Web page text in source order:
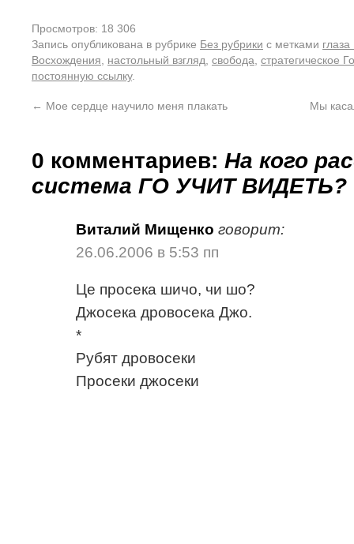
Просмотров: 18 306
Запись опубликована в рубрике Без рубрики с метками глаза
Восхождения
настольный взгляд свобода стратегическое Го
постоянную ссылку.
← Мое сердце научило меня плакать Мы
0 комментариев: На кого
система ГО УЧИТ ВИДЕТЬ?
Виталий Мищенко говорит:
26.06.2006 в 5:53 пп
Це просека шичо, чи шо?
Джосека дровосека Джо.
*
Рубят дровосеки
Просеки джосеки